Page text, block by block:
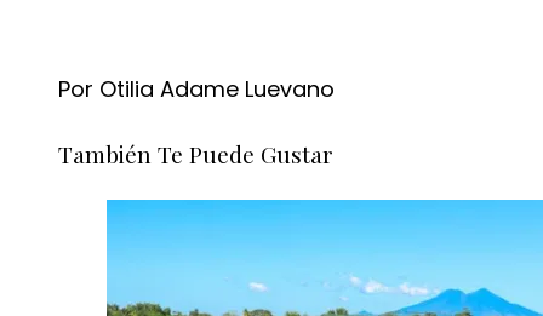
Por Otilia Adame Luevano
También Te Puede Gustar